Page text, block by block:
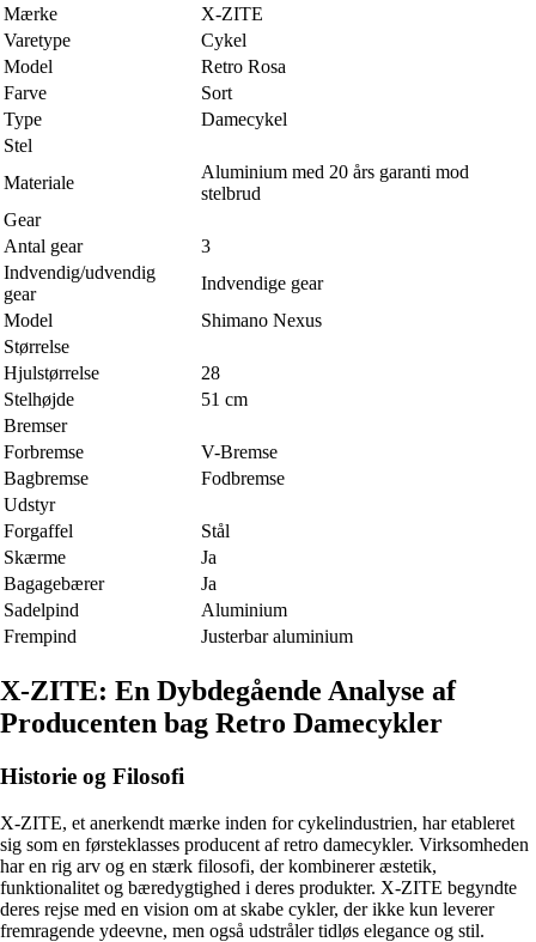
Mærke
X-ZITE
Varetype
Cykel
Model
Retro Rosa
Farve
Sort
Type
Damecykel
Stel
Materiale
Aluminium med 20 års garanti mod
stelbrud
Gear
Antal gear
3
Indvendig/udvendig
gear
Indvendige gear
Model
Shimano Nexus
Størrelse
Hjulstørrelse
28
Stelhøjde
51 cm
Bremser
Forbremse
V-Bremse
Bagbremse
Fodbremse
Udstyr
Forgaffel
Stål
Skærme
Ja
Bagagebærer
Ja
Sadelpind
Aluminium
Frempind
Justerbar aluminium
X-ZITE: En Dybdegående Analyse af
Producenten bag Retro Damecykler
Historie og Filosofi
X-ZITE, et anerkendt mærke inden for cykelindustrien, har etableret
sig som en førsteklasses producent af retro damecykler. Virksomheden
har en rig arv og en stærk filosofi, der kombinerer æstetik,
funktionalitet og bæredygtighed i deres produkter. X-ZITE begyndte
deres rejse med en vision om at skabe cykler, der ikke kun leverer
fremragende ydeevne, men også udstråler tidløs elegance og stil.